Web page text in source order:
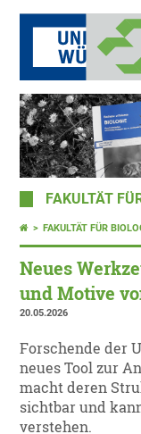
FAKULTÄT
FAKULTÄT FÜR
Neues
und Motive
20.05.2026
Forschende der
neues Tool zur
macht deren
sichtbar und
verstehen.